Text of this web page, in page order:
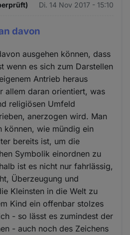
Di. 14 Nov 2017 - 15:10
davon
ausgehen können, dass
wenn es sich zum Darstellen
Antrieb heraus
allem daran orientiert, was
religiösen Umfeld
anerzogen wird. Man
können, wie mündig ein
bereits ist, um die
Symbolik einordnen zu
ist es nicht nur fahrlässig,
Überzeugung und
Kleinsten in die Welt zu
Kind ein offenbar stolzes
- so lässt es zumindest der
- auch noch des Zeichens